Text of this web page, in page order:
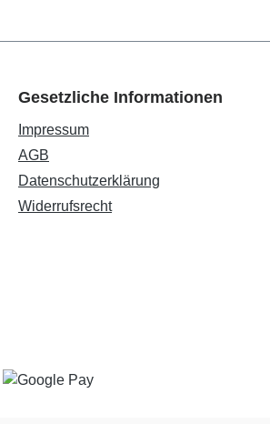
Gesetzliche Informationen
Impressum
AGB
Datenschutzerklärung
Widerrufsrecht